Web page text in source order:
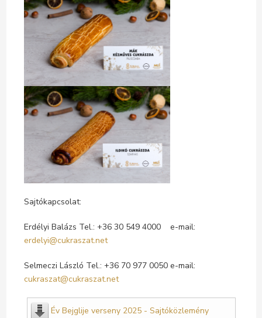
Sajtókapcsolat:
Erdélyi Balázs Tel.: +36 30 549 4000 e-mail:
erdelyi@cukraszat.net
Selmeczi László Tel.: +36 70 977 0050 e-mail:
cukraszat@cukraszat.net
Év Bejglije verseny 2025 - Sajtóközlemény